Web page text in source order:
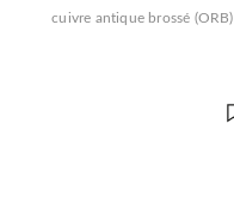
cuivre antique brossé (ORB)